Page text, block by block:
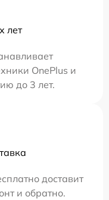
лет
OnePlus и
до 3 лет.
доставит
и обратно.